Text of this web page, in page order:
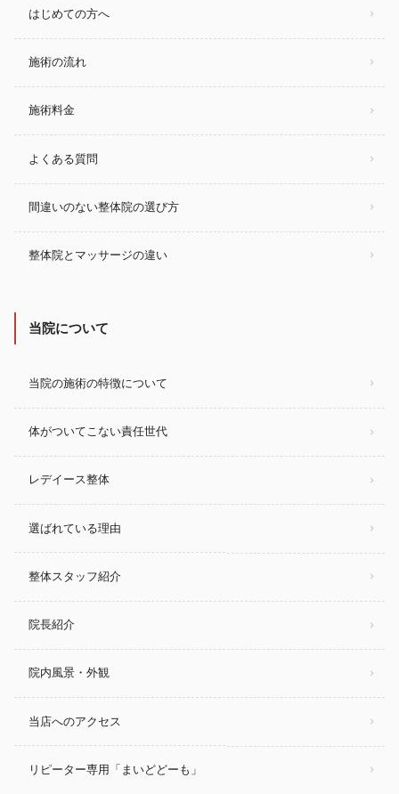
はじめての方へ
施術の流れ
施術料金
よくある質問
間違いのない整体院の選び方
整体院とマッサージの違い
当院について
当院の施術の特徴について
体がついてこない責任世代
レデイース整体
選ばれている理由
整体スタッフ紹介
院長紹介
院内風景・外観
当店へのアクセス
リピーター専用「まいどどーも」